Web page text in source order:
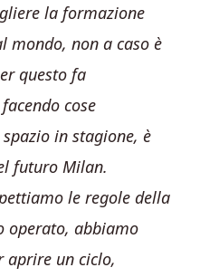
la formazione
mondo, non a caso è
questo fa
cose
in stagione, è
futuro Milan.
le regole della
operato, abbiamo
aprire un ciclo,